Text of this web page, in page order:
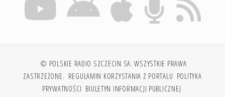
© POLSKIE RADIO SZCZECIN SA. WSZYSTKIE PRAWA
ZASTRZEŻONE. REGULAMIN KORZYSTANIA Z PORTALU POLITYKA
PRYWATNOŚCI BIULETYN INFORMACJI PUBLICZNEJ